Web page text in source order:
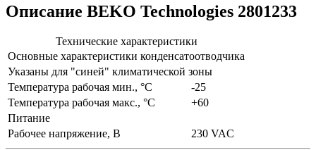
Описание BEKO Technologies 2801233
Технические характеристики
Основные характеристики конденсатоотводчика
Указаны для "синей" климатической зоны
Температура рабочая мин., °С
-25
Температура рабочая макс., °С
+60
Питание
Рабочее напряжение, В
230 VAC